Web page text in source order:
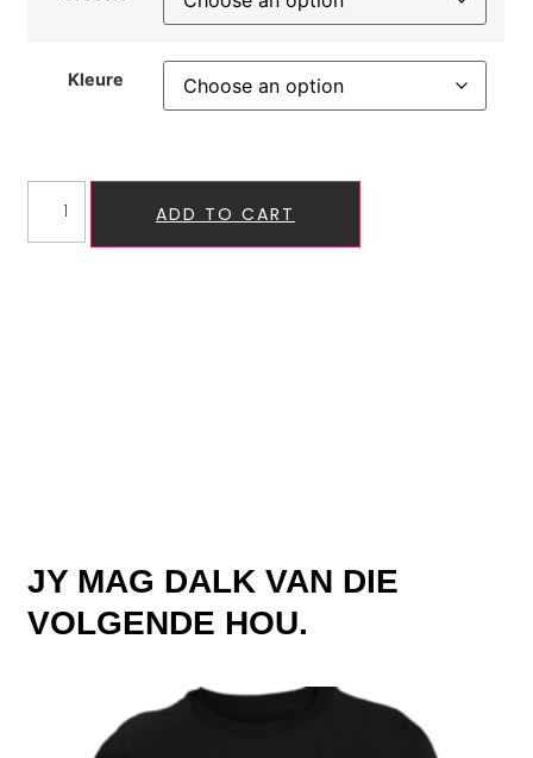
Kleure
ADD TO CART
JY MAG DALK VAN DIE
VOLGENDE HOU.